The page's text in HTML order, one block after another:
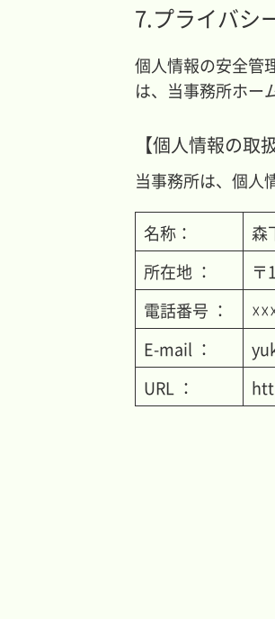
7.プライバシ
個人情報の安全管
は、当事務所ホー
【個人情報の取
当事務所は、個人
名称：
森
所在地 ：
〒
電話番号 ：
E-mail ：
URL ：